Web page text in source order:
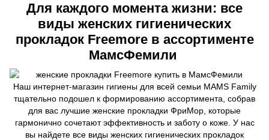
Для каждого момента жизни: все
виды женских гигиенических
прокладок Freemore в ассортименте
МамсФемили
Наш интернет-магазин гигиены для всей семьи MAMS Family
тщательно подошел к формированию ассортимента, собрав
для вас лучшие женские прокладки ФриМор, которые
гармонично сочетают эффективность и заботу о коже. У нас
вы найдете все виды женских гигиенических прокладок